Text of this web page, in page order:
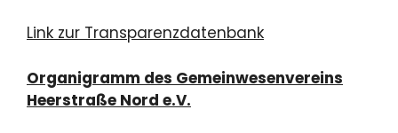
Link zur Transparenzdatenbank
Organigramm des Gemeinwesenvereins
Heerstraße Nord e.V.